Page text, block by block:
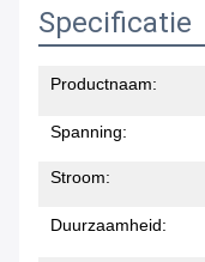
Specificatie
Productnaam:
Spanning:
Stroom:
Duurzaamheid: